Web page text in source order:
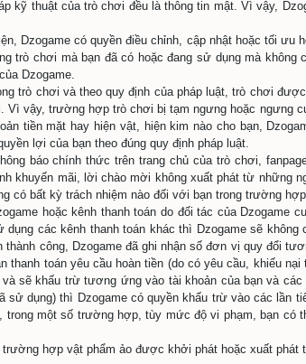
tục cần thiết để tạm khóa tài khoản
độ bảo mật, an toàn dịch vụ, Dzogame
vậy, việc áp dụng các biện pháp nêu
bởi các trường hợp này.
sử dụng tài nguyên hệ thống, trường
không đăng nhập, sử dụng trò chơi
cùng với toàn bộ dữ liệu của bạn.
ý, cho phép không hủy ngang rằng
thiết bị của bạn các phần mềm, ứng dụng
tin này theo đúng chính sách bảo mật của
Quy tắc trò chơi ‘Cửu Long Tranh Bá’,